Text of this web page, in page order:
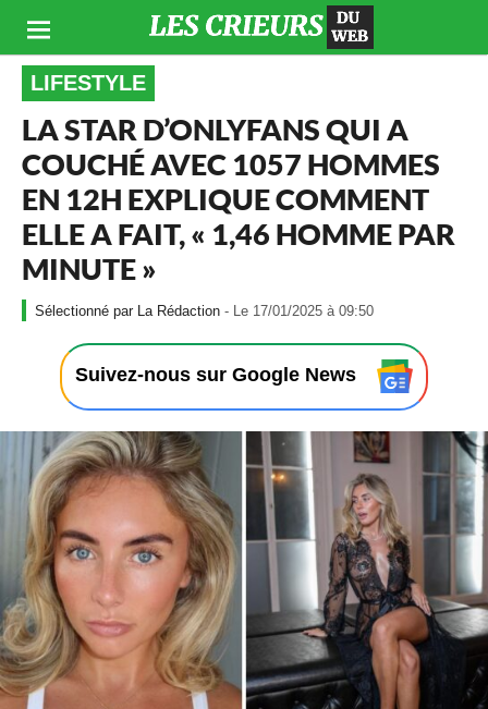
LIFESTYLE
LA STAR D’ONLYFANS QUI A
COUCHÉ AVEC 1057 HOMMES
EN 12H EXPLIQUE COMMENT
ELLE A FAIT, « 1,46 HOMME PAR
MINUTE »
La Rédaction - Le 17/01/2025 à 09:50
1
7
/
0
1
/
2
0
2
5
à
0
9
0
Suivez-nous sur Google News